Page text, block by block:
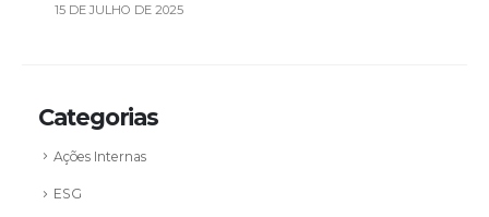
15 DE JULHO DE 2025
Categorias
Ações Internas
ESG